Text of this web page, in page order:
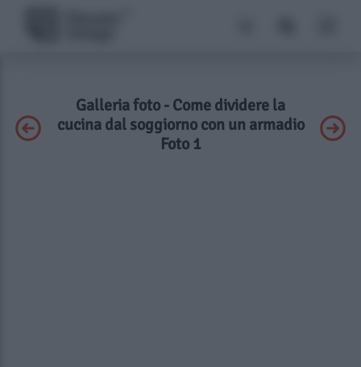
Galleria foto - Come dividere la
cucina dal soggiorno con un armadio
Foto 1